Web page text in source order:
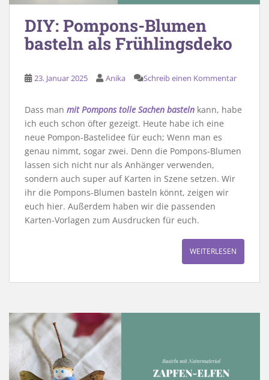
DIY: Pompons-Blumen
basteln als Frühlingsdeko
23. Januar 2025 Anika Schreib einen Kommentar
Dass man mit Pompons tolle Sachen basteln kann, habe
ich euch schon öfter gezeigt. Heute habe ich eine
neue Pompon-Bastelidee für euch; Wenn man es
genau nimmt, sogar zwei. Denn die Pompons-Blumen
lassen sich nicht nur als Anhänger verwenden,
sondern auch super auf Karten in Szene setzen. Wir
ihr die Pompons-Blumen basteln könnt, zeigen wir
euch hier. Außerdem haben wir die passenden
Karten-Vorlagen zum Ausdrucken für euch.
WEITERLESEN